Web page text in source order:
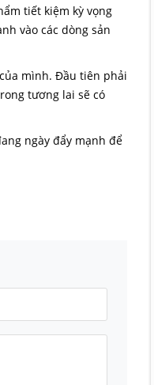
tiết kiệm kỳ vọng
vào các dòng sản
mình. Đầu tiên phải
tương lai sẽ có
ngày đẩy mạnh để